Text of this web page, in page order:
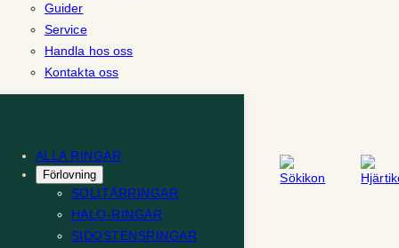
Guider
Service
Handla hos oss
Kontakta oss
ALLA RINGAR
Förlovning
SOLITÄRRINGAR
HALO-RINGAR
SIDOSTENSRINGAR